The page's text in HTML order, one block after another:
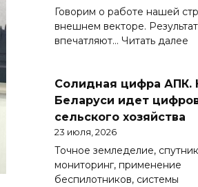
Говорим о работе нашей
внешнем векторе.
впечатляют… Читать далее
Солидная цифра АПК.
Беларуси идет
сельского хозяйства
23 июля, 2026
Точное земледелие,
мониторинг, применение
беспилотников, системы